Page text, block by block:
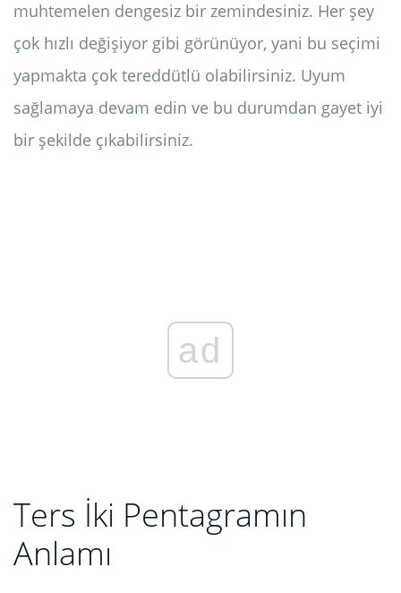
muhtemelen dengesiz bir zemindesiniz. Her şey
çok hızlı değişiyor gibi görünüyor, yani bu seçimi
yapmakta çok tereddütlü olabilirsiniz. Uyum
sağlamaya devam edin ve bu durumdan gayet iyi
bir şekilde çıkabilirsiniz.
ad
Ters İki Pentagramın
Anlamı